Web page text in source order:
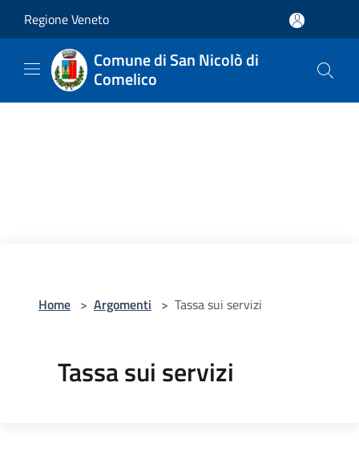
Regione Veneto
Comune di San Nicolò di
Comelico
Home > Argomenti > Tassa sui servizi
Tassa sui servizi